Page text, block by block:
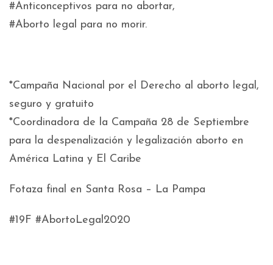
#Anticonceptivos para no abortar,
#Aborto legal para no morir.
*Campaña Nacional por el Derecho al aborto legal,
seguro y gratuito
*Coordinadora de la Campaña 28 de Septiembre
para la despenalización y legalización aborto en
América Latina y El Caribe
Fotaza final en Santa Rosa – La Pampa
#19F #AbortoLegal2020